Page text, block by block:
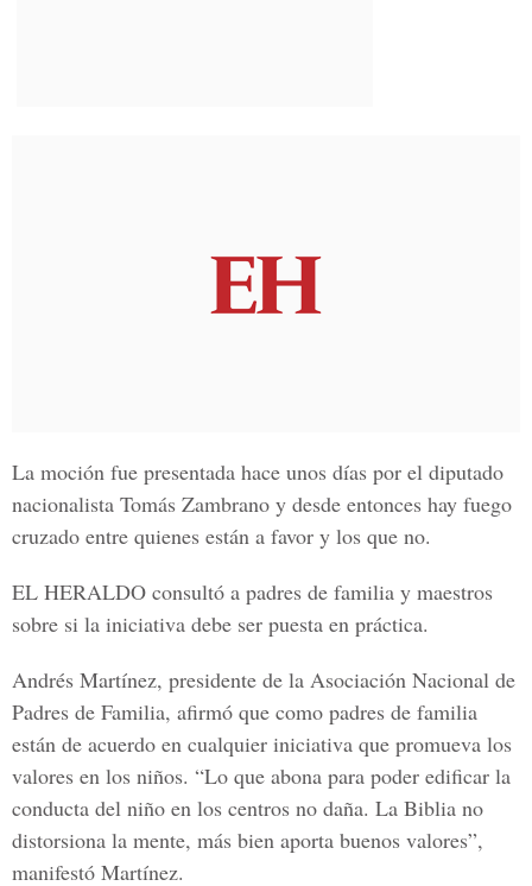
La moción fue presentada hace unos días por el diputado
nacionalista Tomás Zambrano y desde entonces hay fuego
cruzado entre quienes están a favor y los que no.
EL HERALDO consultó a padres de familia y maestros
sobre si la iniciativa debe ser puesta en práctica.
Andrés Martínez, presidente de la Asociación Nacional de
Padres de Familia, afirmó que como padres de familia
están de acuerdo en cualquier iniciativa que promueva los
valores en los niños. “Lo que abona para poder edificar la
conducta del niño en los centros no daña. La Biblia no
distorsiona la mente, más bien aporta buenos valores”,
manifestó Martínez.